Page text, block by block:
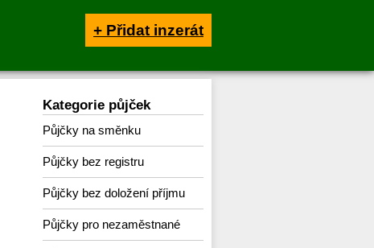
+ Přidat inzerát
Kategorie půjček
Půjčky na směnku
Půjčky bez registru
Půjčky bez doložení příjmu
Půjčky pro nezaměstnané